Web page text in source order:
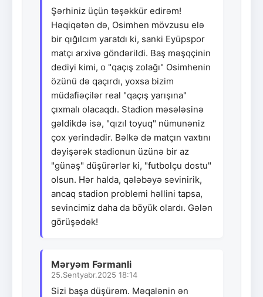
Şərhiniz üçün təşəkkür edirəm!
Həqiqətən də, Osimhen mövzusu elə
bir qığılcım yaratdı ki, sanki Eyüpspor
matçı arxivə göndərildi. Baş məşqçinin
dediyi kimi, o "qaçış zolağı" Osimhenin
özünü də qaçırdı, yoxsa bizim
müdafiəçilər real "qaçış yarışına"
çıxmalı olacaqdı. Stadion məsələsinə
gəldikdə isə, "qızıl toyuq" nümunəniz
çox yerindədir. Bəlkə də matçın vaxtını
dəyişərək stadionun üzünə bir az
"günəş" düşürərlər ki, "futbolçu dostu"
olsun. Hər halda, qələbəyə sevinirik,
ancaq stadion problemi həllini tapsa,
sevincimiz daha da böyük olardı. Gələn
görüşədək!
Məryəm Fərmanli
25.Sentyabr.2025 18:14
Sizi başa düşürəm. Məqalənin ən